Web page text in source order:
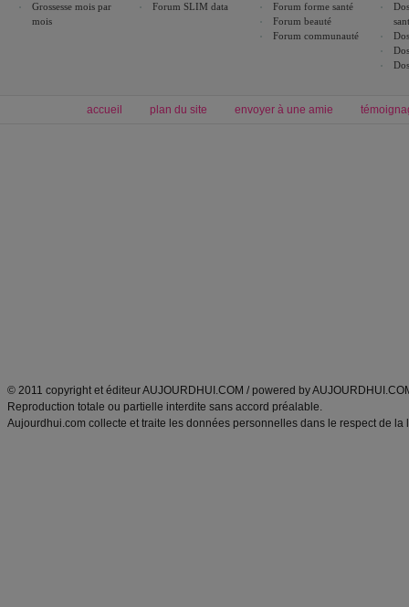
Grossesse mois par
mois
Forum SLIM data
Forum forme santé
Forum beauté
Forum communauté
accueil plan du site envoyer à une amie
© 2011 copyright et éditeur AUJOURDHUI.COM / powered by
Reproduction totale ou partielle interdite sans accord préalable.
Aujourdhui.com collecte et traite les données personnelles dans le respect de